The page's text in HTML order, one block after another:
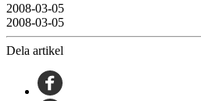
2008-03-05
2008-03-05
Dela artikel